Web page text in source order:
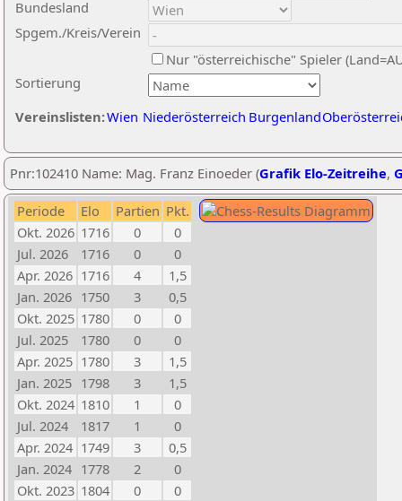
Sortierung
Bundesland
Spgem./Kreis/Verein
Nur "österreichische" Spieler
Vereinslisten:Wien Niederösterreich Burgenland
Pnr:102410 Name: Mag. Franz Einoeder (Grafik Elo-Zeitreihe,
Periode Elo Partien Pkt.
Okt. 2026 1716 0
0
Jul. 2026
1716 0
0
Apr. 2026 1716 4
1,5
Jan. 2026 1750 3
0,5
Okt. 2025 1780 0
0
Jul. 2025
1780 0
0
Apr. 2025 1780 3
1,5
Jan. 2025 1798 3
1,5
Okt. 2024 1810 1
0
Jul. 2024
1817 1
0
Apr. 2024 1749 3
0,5
Jan. 2024 1778 2
0
Okt. 2023 1804 0
0